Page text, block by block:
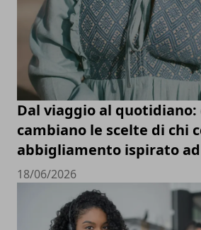
Dal viaggio al quotidiano:
cambiano le scelte di chi
abbigliamento ispirato
18/06/2026